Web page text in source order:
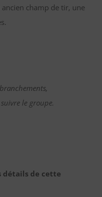
champ de tir, une
le groupe.
détails de cette